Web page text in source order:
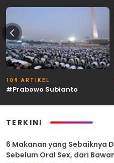
109 ARTIKEL
#Prabowo Subianto
TERKINI
6 Makanan yang Sebaiknya
Sebelum Oral Sex, dari